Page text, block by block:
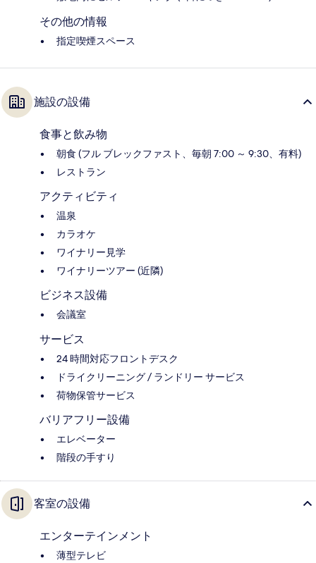
その他の情報
指定喫煙スペース
施設の設備
食事と飲み物
朝食 (フル ブレックファスト、毎朝 7:00 ～ 9:30、有料)
レストラン
アクティビティ
温泉
カラオケ
ワイナリー見学
ワイナリーツアー (近隣)
ビジネス設備
会議室
サービス
24 時間対応フロントデスク
ドライクリーニング / ランドリー サービス
荷物保管サービス
バリアフリー設備
エレベーター
階段の手すり
客室の設備
エンターテインメント
薄型テレビ